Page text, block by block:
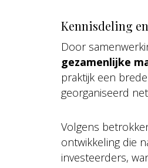
Kennisdeling
Door
gezamenlijke
praktijk een
georganiseerd
Volgens
ontwikkeling die
investeerders,